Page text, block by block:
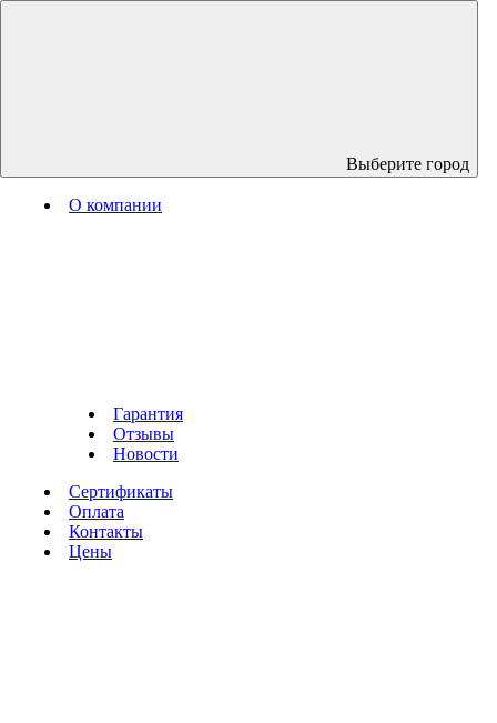
Выберите город
О компании
Гарантия
Отзывы
Новости
Сертификаты
Оплата
Контакты
Цены